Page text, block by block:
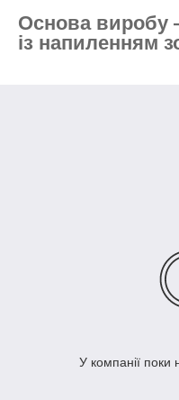
Основа виробу
із напиленням
У компанії поки